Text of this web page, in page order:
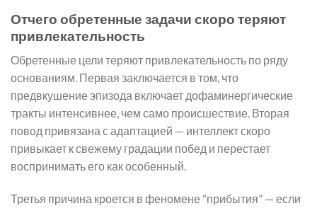
Отчего обретенные задачи скоро теряют
привлекательность
Обретенные цели теряют привлекательность по ряду
основаниям. Первая заключается в том, что
предвкушение эпизода включает дофаминергические
тракты интенсивнее, чем само происшествие. Вторая
повод привязана с адаптацией — интеллект скоро
привыкает к свежему градации побед и перестает
воспринимать его как особенный.
Третья причина кроется в феномене “прибытия” — если